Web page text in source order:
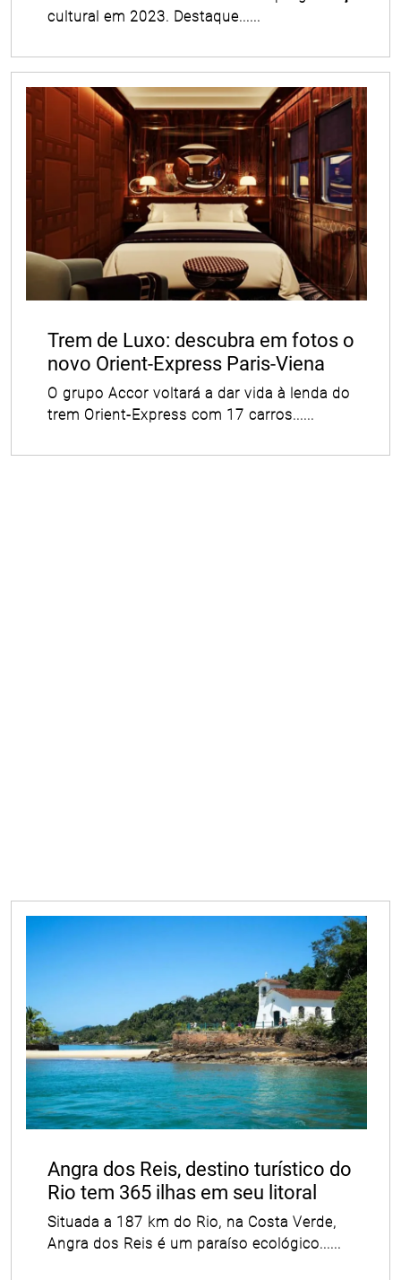
cultural em 2023. Destaque......
Trem de Luxo: descubra em fotos o
novo Orient-Express Paris-Viena
O grupo Accor voltará a dar vida à lenda do
trem Orient-Express com 17 carros......
Angra dos Reis, destino turístico do
Rio tem 365 ilhas em seu litoral
Situada a 187 km do Rio, na Costa Verde,
Angra dos Reis é um paraíso ecológico......